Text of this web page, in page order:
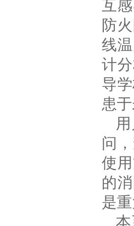
互
防
线
计
导
患
问
使
的
是